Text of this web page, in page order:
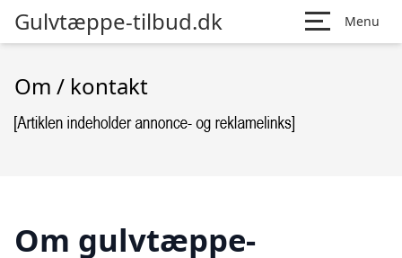
Gulvtæppe-tilbud.dk Menu
Om / kontakt
Om gulvtæppe-